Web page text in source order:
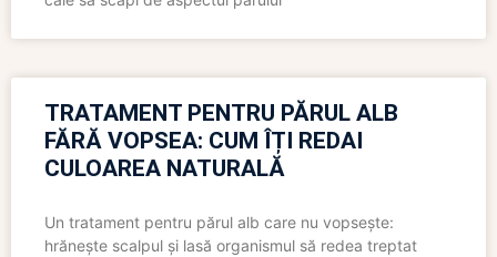
TRATAMENT PENTRU PĂRUL ALB
FĂRĂ VOPSEA: CUM ÎȚI REDAI
CULOAREA NATURALĂ
Un tratament pentru părul alb care nu vopsește:
hrănește scalpul și lasă organismul să redea treptat